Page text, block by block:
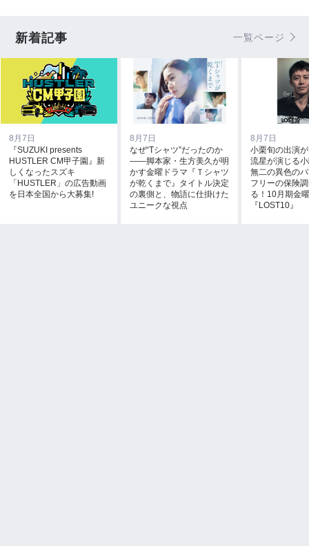
新着記事 一覧ページ
8月7日
『SUZUKI presents
HUSTLER CM甲子園』新
しくなったスズキ
「HUSTLER」の広告動画
を日本全国から大募集!
8月7日
なぜ“Tシャツ”だったのか
――脚本家・生方美久が明
かす金曜ドラマ『Ｔシャツ
が乾くまで』タイトル決定
の裏側と、物語に仕掛けた
ユニークな視点
8月7日
小栗旬の出演
流星が演じる
無二の異色の
フリーの保険
る！10月期金
『LOST10』